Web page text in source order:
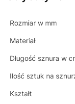
Rozmiar w mm
Materiał
Długość sznura w
Ilość sztuk na
Kształt